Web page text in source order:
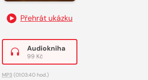
Přehrát ukázku
Audiokniha
99 Kč
MP3 (01:03:40 hod.)